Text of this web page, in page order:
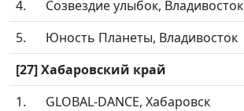
4.
Созвездие улыбок, Владивосток
5.
Юность Планеты, Владивосток
[27] Хабаровский край
1.
GLOBAL-DANCE, Хабаровск